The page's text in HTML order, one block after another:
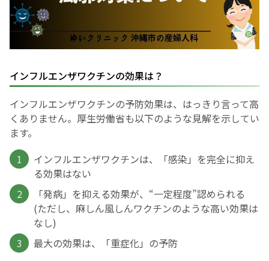
インフルエンザワクチンの効果は？
インフルエンザワクチンの予防効果は、はっきり言って高
くありません。厚生労働省も以下のような見解を示してい
ます。
インフルエンザワクチンは、「感染」を完全に抑え
る効果はない
「発病」を抑える効果が、“一定程度”認められる
(ただし、麻しん風しんワクチンのような高い効果は
なし)
最大の効果は、「重症化」の予防
予防接種
その他の診療内容
‘さんルーム’ でさまざまな講座・クラス
遠方にお住まいで当院での出産を希望される方へ